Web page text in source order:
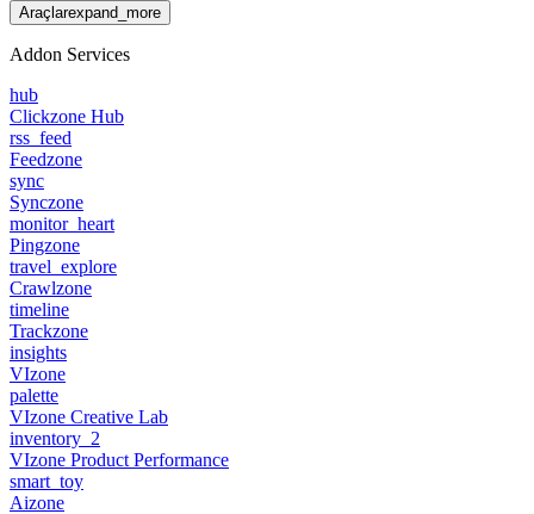
Araçlarexpand_more
Addon Services
hub
Clickzone Hub
rss_feed
Feedzone
sync
Synczone
monitor_heart
Pingzone
travel_explore
Crawlzone
timeline
Trackzone
insights
VIzone
palette
VIzone Creative Lab
inventory_2
VIzone Product Performance
smart_toy
Aizone